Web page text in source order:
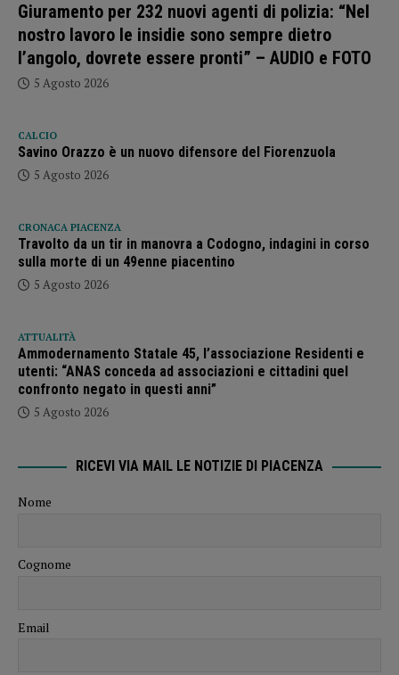
Giuramento per 232 nuovi agenti di polizia: “Nel
nostro lavoro le insidie sono sempre dietro
l’angolo, dovrete essere pronti” – AUDIO e FOTO
5 Agosto 2026
CALCIO
Savino Orazzo è un nuovo difensore del Fiorenzuola
5 Agosto 2026
CRONACA PIACENZA
Travolto da un tir in manovra a Codogno, indagini in corso
sulla morte di un 49enne piacentino
5 Agosto 2026
ATTUALITÀ
Ammodernamento Statale 45, l’associazione Residenti e
utenti: “ANAS conceda ad associazioni e cittadini quel
confronto negato in questi anni”
5 Agosto 2026
RICEVI VIA MAIL LE NOTIZIE DI PIACENZA
Nome
Cognome
Email